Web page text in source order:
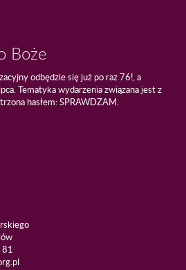
Boże
odbędzie się już po raz 76!, a
Tematyka wydarzenia związana jest z
hasłem: SPRAWDZAM.